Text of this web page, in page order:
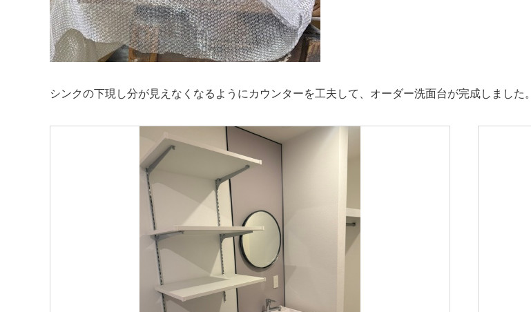
シンクの下現し分が見えなくなるようにカウンターを工夫して、オーダー洗面台が完成しました。